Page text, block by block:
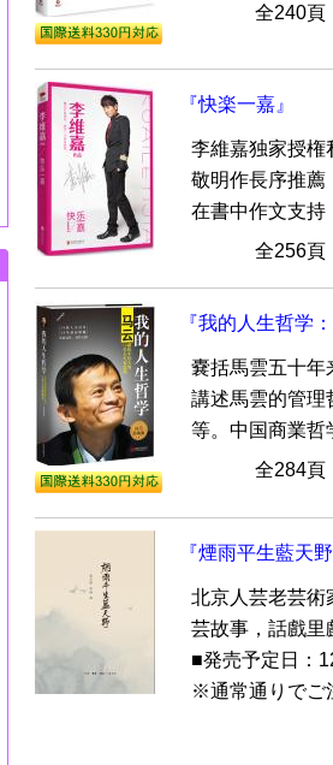
全240
『快楽一嘉』
李維嘉独家授権
敬明作長序推薦
在書中作文支持
全256
『我的人生哲学
嚢括馬雲五十年
講述馬雲的管理
等。中国商業哲
全284
『煙雨平生藍天
北京人芸老芸術
芸故事，話戲里
■発売予定日：
※通常通りでご